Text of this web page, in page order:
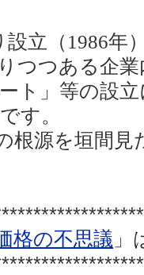
設立（ 1986年
つつある企
ト」等の設
す。
根源を垣間見
格の不思議 」